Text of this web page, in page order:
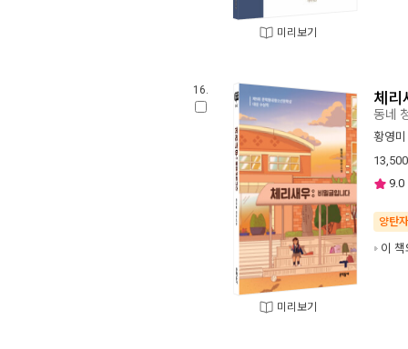
미리보기
16.
미리보기
체리
동네
황영미
13,500
9.0
양탄
이